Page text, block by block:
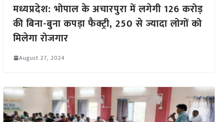
मध्यप्रदेश: भोपाल के अचारपुरा में लगेगी 126 करोड़
की बिना-बुना कपड़ा फैक्ट्री, 250 से ज्यादा लोगों को
मिलेगा रोजगार
August 27, 2024